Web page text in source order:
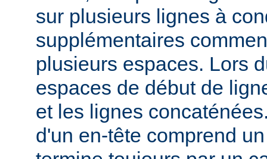
sur plusieurs lignes à
supplémentaires
plusieurs espaces. Lors
espaces de début de
et les lignes
d'un en-tête comprend